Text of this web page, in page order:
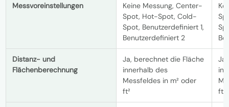
Messvoreinstellungen
Keine Messung, Center-
Spot, Hot-Spot, Cold-
Spot, Benutzerdefiniert 1,
Benutzerdefiniert 2
Distanz- und
Flächenberechnung
Ja, berechnet die Fläche
innerhalb des
Messfeldes in m² oder
ft²
ft²